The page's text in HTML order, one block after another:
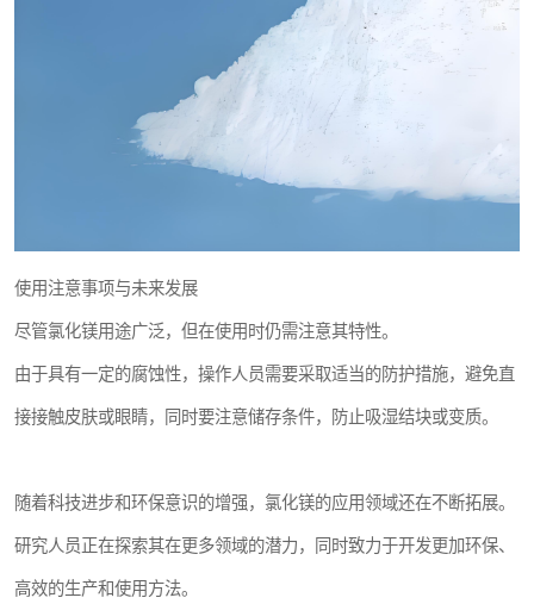
使用注意事项与未来发展
尽管氯化镁用途广泛，但在使用时仍需注意其特性。
由于具有一定的腐蚀性，操作人员需要采取适当的防护措施，避免直
接接触皮肤或眼睛，同时要注意储存条件，防止吸湿结块或变质。
随着科技进步和环保意识的增强，氯化镁的应用领域还在不断拓展。
研究人员正在探索其在更多领域的潜力，同时致力于开发更加环保、
高效的生产和使用方法。